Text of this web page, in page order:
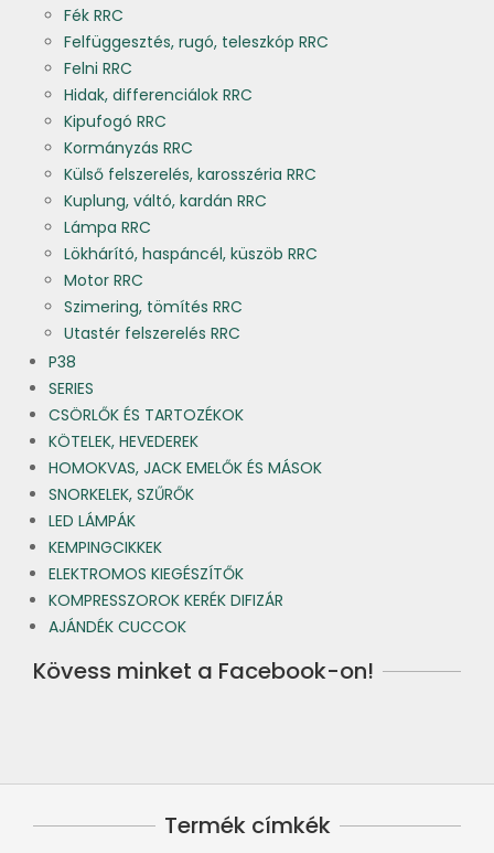
Fék RRC
Felfüggesztés, rugó, teleszkóp RRC
Felni RRC
Hidak, differenciálok RRC
Kipufogó RRC
Kormányzás RRC
Külső felszerelés, karosszéria RRC
Kuplung, váltó, kardán RRC
Lámpa RRC
Lökhárító, haspáncél, küszöb RRC
Motor RRC
Szimering, tömítés RRC
Utastér felszerelés RRC
P38
SERIES
CSÖRLŐK ÉS TARTOZÉKOK
KÖTELEK, HEVEDEREK
HOMOKVAS, JACK EMELŐK ÉS MÁSOK
SNORKELEK, SZŰRŐK
LED LÁMPÁK
KEMPINGCIKKEK
ELEKTROMOS KIEGÉSZÍTŐK
KOMPRESSZOROK KERÉK DIFIZÁR
AJÁNDÉK CUCCOK
Kövess minket a Facebook-on!
Termék címkék